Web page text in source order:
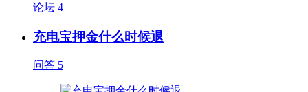
论坛 4
充电宝押金什么时候退
问答 5